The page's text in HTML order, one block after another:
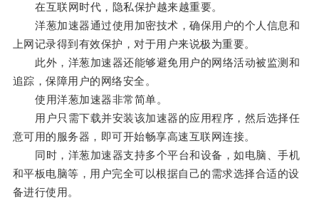
在互联网时代，隐私保护越来越重要。
洋葱加速器通过使用加密技术，确保用户的个人信息和
上网记录得到有效保护，对于用户来说极为重要。
此外，洋葱加速器还能够避免用户的网络活动被监测和
追踪，保障用户的网络安全。
使用洋葱加速器非常简单。
用户只需下载并安装该加速器的应用程序，然后选择任
意可用的服务器，即可开始畅享高速互联网连接。
同时，洋葱加速器支持多个平台和设备，如电脑、手机
和平板电脑等，用户完全可以根据自己的需求选择合适的设
备进行使用。